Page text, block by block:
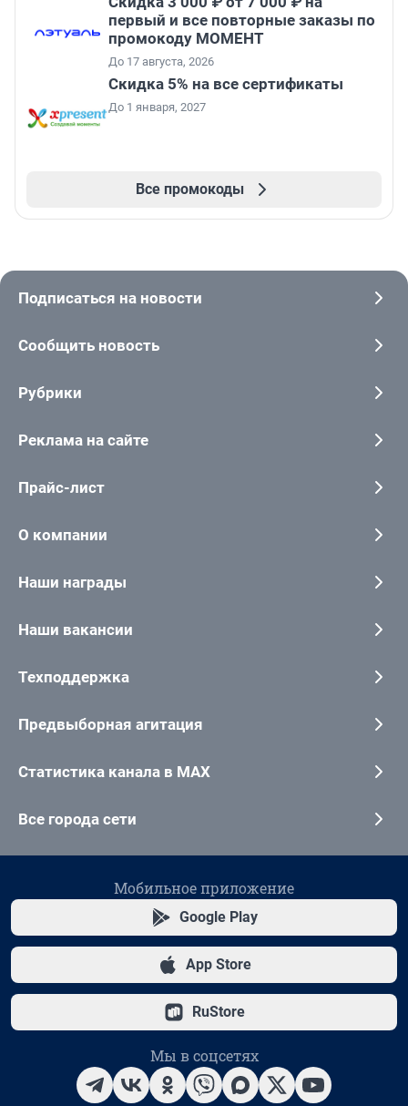
первый и все повторные заказы по
промокоду МОМЕНТ
До 17 августа, 2026
Скидка 5% на все сертификаты
До 1 января, 2027
Все промокоды
Подписаться на новости
Сообщить новость
Рубрики
Реклама на сайте
Прайс-лист
О компании
Наши награды
Наши вакансии
Техподдержка
Предвыборная агитация
Статистика канала в MAX
Все города сети
Мобильное приложение
Google Play
App Store
RuStore
Мы в соцсетях